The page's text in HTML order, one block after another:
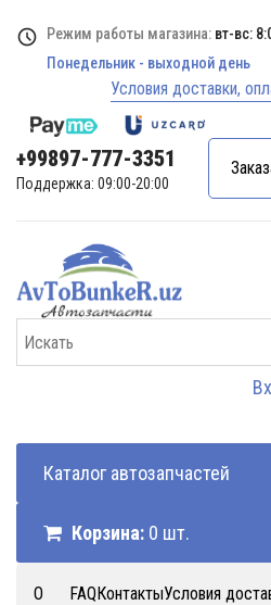
Режим работы магазина: вт-вс:
Понедельник - выходной день
Условия доставки,
+99897-777-3351
Поддержка: 09:00-20:00
Каталог автозапчастей
Корзина: 0 шт.
О
FAQКонтактыУсловия